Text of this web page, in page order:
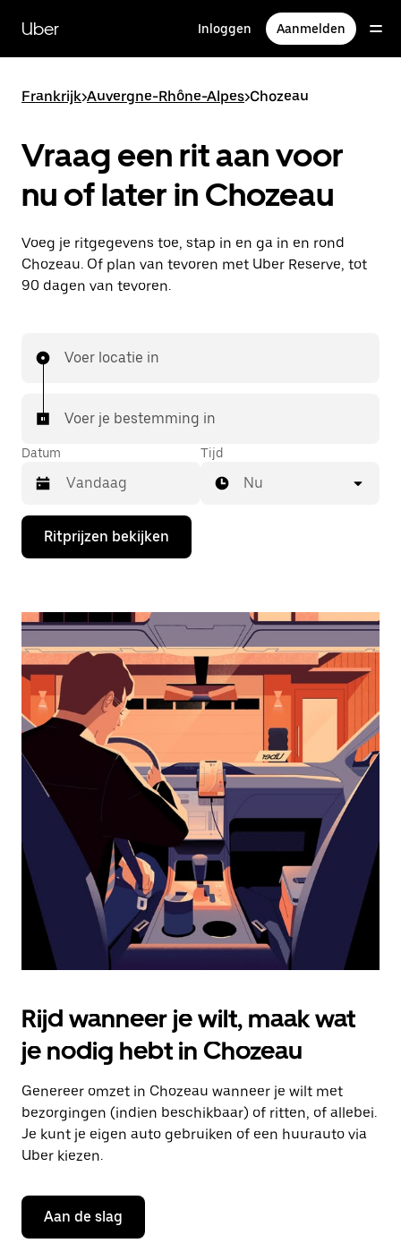
naar
hoofdinhoud
Uber Inloggen Aanmelden
Frankrijk>Auvergne-Rhône-Alpes>Chozeau
Vraag een rit aan voor
nu of later in Chozeau
Voeg je ritgegevens toe, stap in en ga in en rond
Chozeau. Of plan van tevoren met Uber Reserve, tot
90 dagen van tevoren.
Voer locatie in
Voer je bestemming in
Datum
Druk
de
de
te
openen
een
datum
te
selecteren.
Druk
Escape
agenda
te
sluiten.
Tijd
Nu
Ritprijzen bekijken
Rijd wanneer je wilt, maak wat
je nodig hebt in Chozeau
Genereer omzet in Chozeau wanneer je wilt met
bezorgingen (indien beschikbaar) of ritten, of allebei.
Je kunt je eigen auto gebruiken of een huurauto via
Uber kiezen.
Aan de slag